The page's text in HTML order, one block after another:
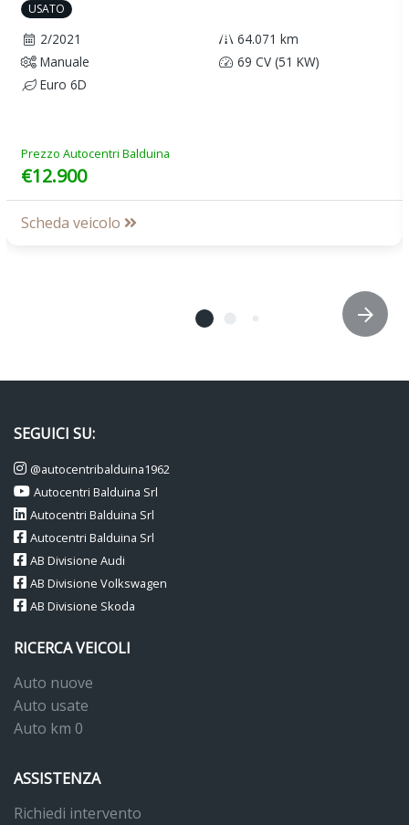
Vano portaoggetti sotto il sedile anteriore sinistro
Volante multifunzionale
USATO
2/2021
64.071 km
Manuale
69 CV (51 KW)
Euro 6D
Prezzo Autocentri Balduina
€12.900
Scheda veicolo
SEGUICI SU:
@autocentribalduina1962
Autocentri Balduina Srl
Autocentri Balduina Srl
Autocentri Balduina Srl
AB Divisione Audi
AB Divisione Volkswagen
AB Divisione Skoda
RICERCA VEICOLI
Auto nuove
Auto usate
Auto km 0
ASSISTENZA
Richiedi intervento